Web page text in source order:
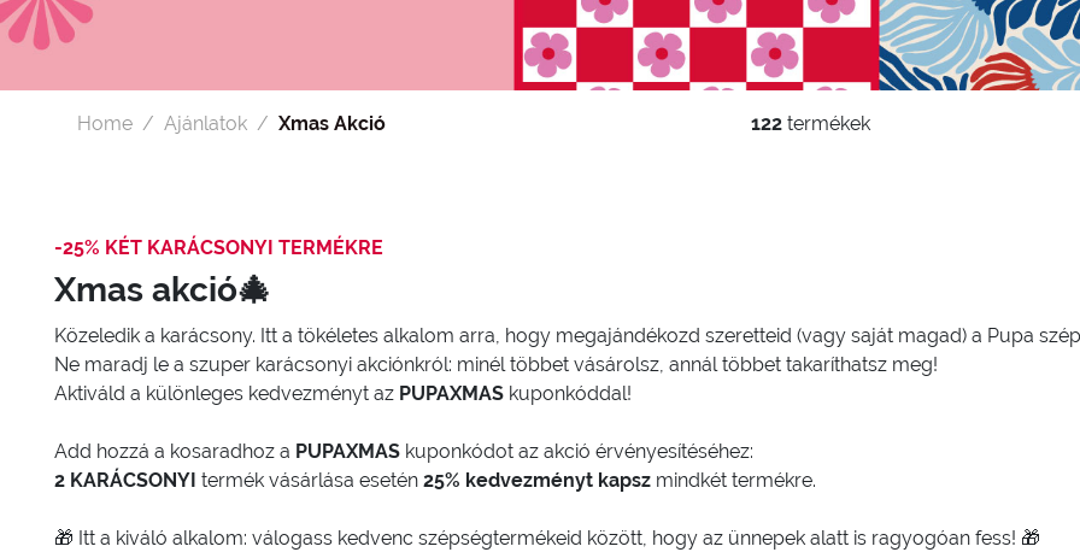
Home Ajánlatok Xmas Akció 122termékek
-25% KÉT KARÁCSONYI TERMÉKRE
Xmas akció🎄
Közeledik a karácsony. Itt a tökéletes alkalom arra, hogy megajándékozd szeretteid (vagy saját magad) a Pupa
Ne maradj le a szuper karácsonyi akciónkról: minél többet vásárolsz, annál többet takaríthatsz meg!
Aktiváld a különleges kedvezményt az PUPAXMAS kuponkóddal!
Add hozzá a kosaradhoz a PUPAXMAS kuponkódot az akció érvényesítéséhez:
2 KARÁCSONYI termék vásárlása esetén 25% kedvezményt kapsz mindkét termékre.
🎁 Itt a kiváló alkalom: válogass kedvenc szépségtermékeid között, hogy az ünnepek alatt is ragyogóan fess! 🎁